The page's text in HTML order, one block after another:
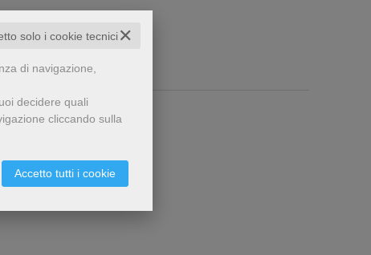
✕
solo i cookie tecnici
di navigazione,
decidere quali
cliccando sulla
Accetto tutti i cookie